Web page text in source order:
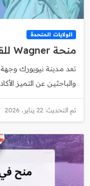
الولايات المتحدة
منحة Wagner للقيادة في نيويورك
تعد مدينة نيويورك وجهة
والباحثين عن التميز
تم التحديث: 22 يناير، 2026